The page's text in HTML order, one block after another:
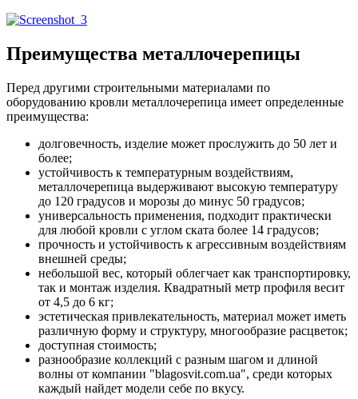
Преимущества металлочерепицы
Перед другими строительными материалами по
оборудованию кровли металлочерепица имеет определенные
преимущества:
долговечность, изделие может прослужить до 50 лет и
более;
устойчивость к температурным воздействиям,
металлочерепица выдерживают высокую температуру
до 120 градусов и морозы до минус 50 градусов;
универсальность применения, подходит практически
для любой кровли с углом ската более 14 градусов;
прочность и устойчивость к агрессивным воздействиям
внешней среды;
небольшой вес, который облегчает как транспортировку,
так и монтаж изделия. Квадратный метр профиля весит
от 4,5 до 6 кг;
эстетическая привлекательность, материал может иметь
различную форму и структуру, многообразие расцветок;
доступная стоимость;
разнообразие коллекций с разным шагом и длиной
волны от компании "blagosvit.com.ua", среди которых
каждый найдет модели себе по вкусу.